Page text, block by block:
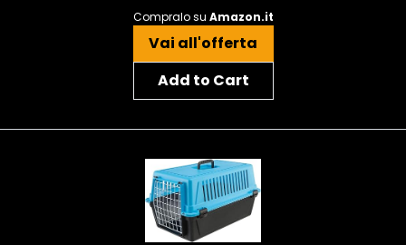
Compralo su Amazon.it
Vai all'offerta
Add to Cart